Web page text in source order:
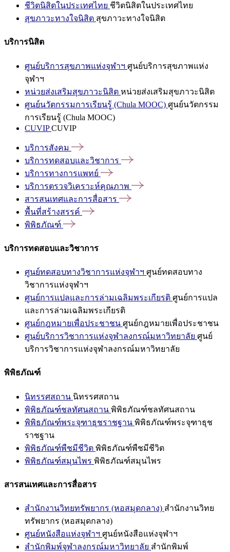
ชีวิตนิสิตในประเทศไทย ชีวิตนิสิตในประเทศไทย
สุขภาวะทางใจนิสิต สุขภาวะทางใจนิสิต
บริการนิสิต
ศูนย์บริการสุขภาพแห่งจุฬาฯ ศูนย์บริการสุขภาพแห่ง
จุฬาฯ
หน่วยส่งเสริมสุขภาวะนิสิต หน่วยส่งเสริมสุขภาวะนิสิต
ศูนย์นวัตกรรมการเรียนรู้ (Chula MOOC) ศูนย์นวัตกรรม
การเรียนรู้ (Chula MOOC)
CUVIPCUVIP
บริการสังคม
บริการทดสอบและวิชาการ
บริการทางการแพทย์
บริการตรวจวิเคราะห์คุณภาพ
สารสนเทศและการสื่อสาร
พื้นที่สร้างสรรค์
พิพิธภัณฑ์
บริการทดสอบและวิชาการ
ศูนย์ทดสอบทางวิชาการแห่งจุฬาฯ ศูนย์ทดสอบทาง
วิชาการแห่งจุฬาฯ
ศูนย์การแปลและการล่ามเฉลิมพระเกียรติ ศูนย์การแปล
และการล่ามเฉลิมพระเกียรติ
ศูนย์กฎหมายเพื่อประชาชน ศูนย์กฎหมายเพื่อประชาชน
ศูนย์บริการวิชาการแห่งจุฬาลงกรณ์มหาวิทยาลัย ศูนย์
บริการวิชาการแห่งจุฬาลงกรณ์มหาวิทยาลัย
พิพิธภัณฑ์
นิทรรศสถาน นิทรรศสถาน
พิพิธภัณฑ์ชลทัศนสถาน พิพิธภัณฑ์ชลทัศนสถาน
พิพิธภัณฑ์พระจุฑาธุชราชฐาน พิพิธภัณฑ์พระจุฑาธุช
ราชฐาน
พิพิธภัณฑ์พืชมีชีวิต พิพิธภัณฑ์พืชมีชีวิต
พิพิธภัณฑ์สมุนไพร พิพิธภัณฑ์สมุนไพร
สารสนเทศและการสื่อสาร
สำนักงานวิทยทรัพยากร (หอสมุดกลาง) สำนักงานวิทย
ทรัพยากร (หอสมุดกลาง)
ศูนย์หนังสือแห่งจุฬาฯ ศูนย์หนังสือแห่งจุฬาฯ
สำนักพิมพ์จุฬาลงกรณ์มหาวิทยาลัย สำนักพิมพ์